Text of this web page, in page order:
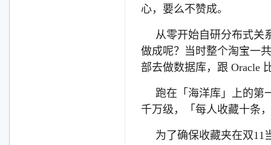
心，要么不赞成。
从零开始自研分布式关
做成呢？当时整个淘宝一
部去做数据库，跟 Oracle
跑在「海洋库」上的第
千万级，「每人收藏十条
为了确保收藏夹在双11